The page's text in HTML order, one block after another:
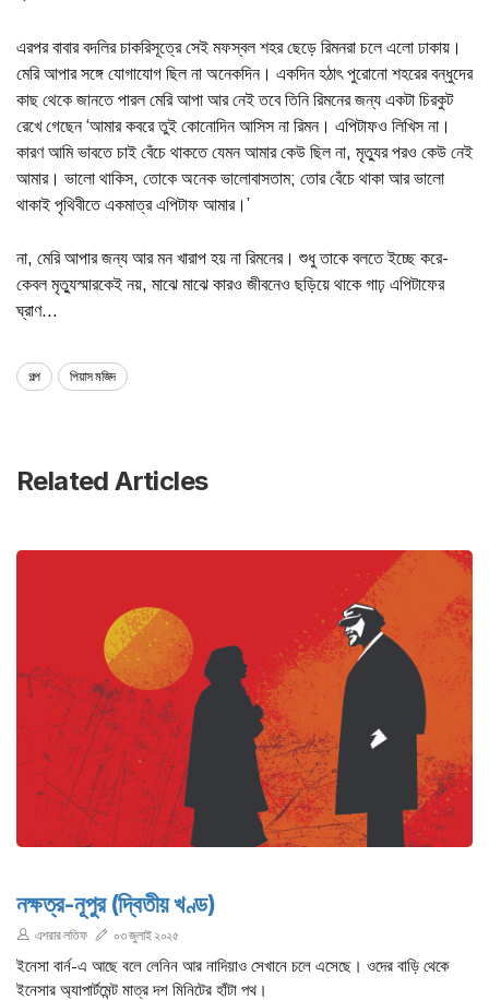
এরপর বাবার বদলির চাকরিসূত্রে সেই মফস্বল শহর ছেড়ে রিমনরা চলে এলো ঢাকায়।
মেরি আপার সঙ্গে যোগাযোগ ছিল না অনেকদিন। একদিন হঠাৎ পুরোনো শহরের বন্ধুদের
কাছ থেকে জানতে পারল মেরি আপা আর নেই তবে তিনি রিমনের জন্য একটা চিরকুট
রেখে গেছেন ‘আমার কবরে তুই কোনোদিন আসিস না রিমন। এপিটাফও লিখিস না।
কারণ আমি ভাবতে চাই বেঁচে থাকতে যেমন আমার কেউ ছিল না, মৃত্যুর পরও কেউ নেই
আমার। ভালো থাকিস, তোকে অনেক ভালোবাসতাম; তোর বেঁচে থাকা আর ভালো
থাকাই পৃথিবীতে একমাত্র এপিটাফ আমার।’
না, মেরি আপার জন্য আর মন খারাপ হয় না রিমনের। শুধু তাকে বলতে ইচ্ছে করে-
কেবল মৃত্যুস্মারকেই নয়, মাঝে মাঝে কারও জীবনেও ছড়িয়ে থাকে গাঢ় এপিটাফের
ঘ্রাণ...
গল্প পিয়াস মজিদ
Related Articles
নক্ষত্র-নূপুর (দ্বিতীয় খণ্ড)
এশরার লতিফ ০৩ জুলাই ২০২৫
ইনেসা বার্ন-এ আছে বলে লেনিন আর নাদিয়াও সেখানে চলে এসেছে। ওদের বাড়ি থেকে
ইনেসার অ্যাপার্টমেন্ট মাত্র দশ মিনিটের হাঁটা পথ।